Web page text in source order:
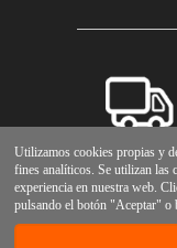
Utilizamos cookies propias y
fines analíticos. Se utilizan las
experiencia en nuestra web.
pulsando el botón "Aceptar" o